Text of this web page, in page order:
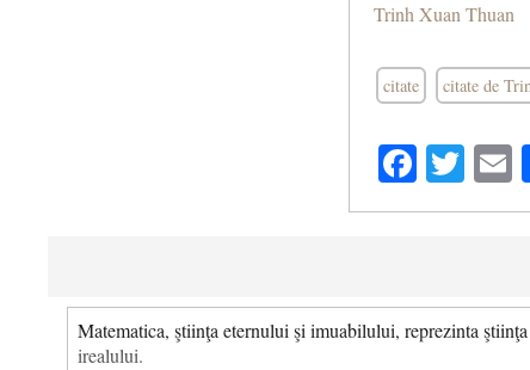
Trinh Xuan Thuan
citate citate de
Matematica, ştiinţa eternului şi imuabilului, reprezinta ştiinţa
irealului.